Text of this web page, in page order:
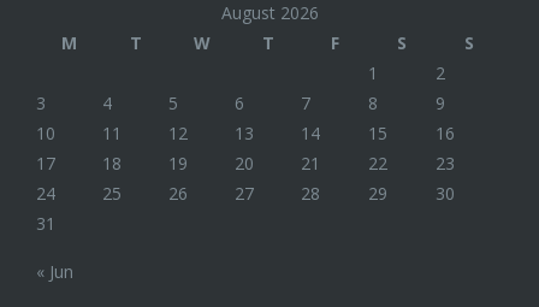
August 2026
M
T W T F S
S
1
2
3
4 5 6 7 8
9
10
11 12 13 14 15
16
17
18 19 20 21 22
23
24
25 26 27 28 29
30
31
« Jun